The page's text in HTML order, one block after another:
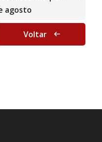
agosto
Voltar